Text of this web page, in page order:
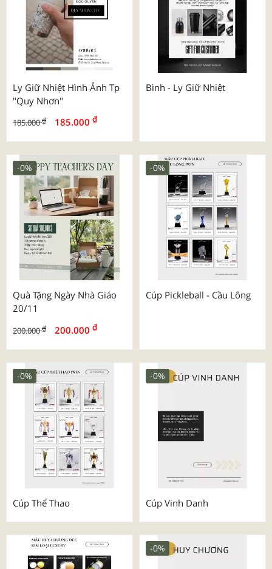
Ly Giữ Nhiệt Hình Ảnh Tp
"quy Nhơn"
185.000₫ 185.000 ₫
Bình - Ly Giữ Nhiệt
Quà Tặng Ngày Nhà Giáo
20/11
200.000₫ 200.000 ₫
-0%
Cúp Pickleball - Cầu Lông
-0%
Cúp Thể Thao
-0%
Cúp Vinh Danh
-0%
-0%